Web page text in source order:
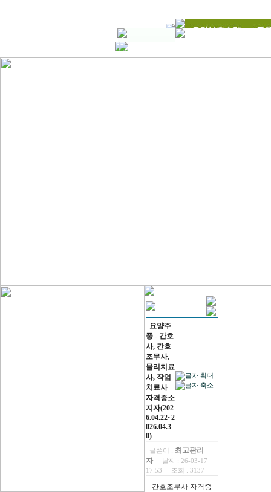
요양주
중 - 간호
사, 간호
조무사,
물리치료
사, 작업
치료사
자격증소
지자(202
6.04.22~2
026.04.3
0)
글쓴이 : 최고관리
자
날짜 : 26-03-17
17:53
조회 : 3137
간호조무사 자격증